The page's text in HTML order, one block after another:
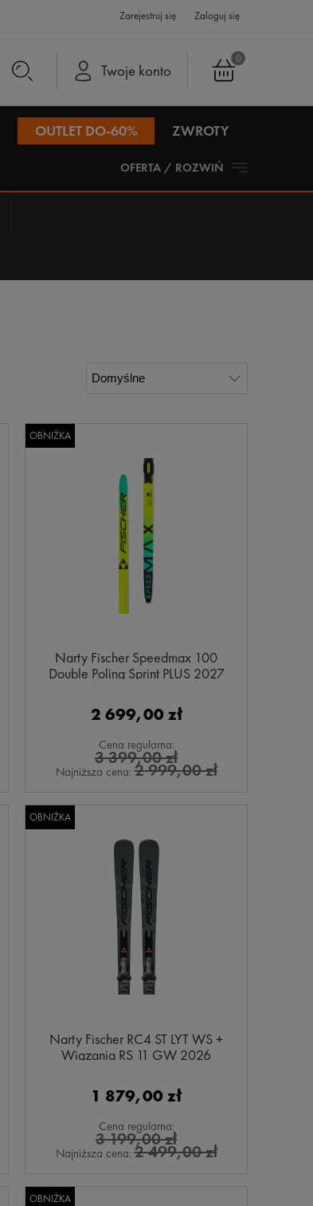
Zarejestruj się Zaloguj się
0
Twoje konto
OUTLET DO-60% ZWROTY
OFERTA / ROZWIŃ
Narty Fischer Speedmax 100
Double Poling Sprint PLUS 2027
2 699,00 zł
Cena regularna:
3 399,00 zł
Najniższa cena:2 999,00 zł
OBNIŻKA
Narty Fischer RC4 ST LYT WS +
Wiązania RS 11 GW 2026
1 879,00 zł
Cena regularna:
3 199,00 zł
Najniższa cena:2 499,00 zł
OBNIŻKA
OBNIŻKA